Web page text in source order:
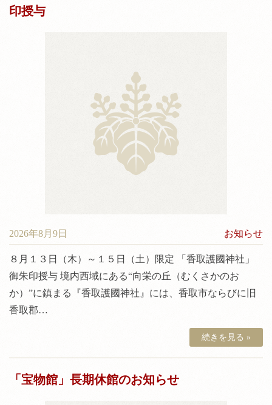
境内案内
アクセス
印授与
2026年8月9日 お知らせ
８月１３日（木）～１５日（土）限定 「香取護國神社」
御朱印授与 境内西域にある“向栄の丘（むくさかのお
か）”に鎮まる『香取護國神社』には、香取市ならびに旧
香取郡…
続きを見る »
「宝物館」長期休館のお知らせ